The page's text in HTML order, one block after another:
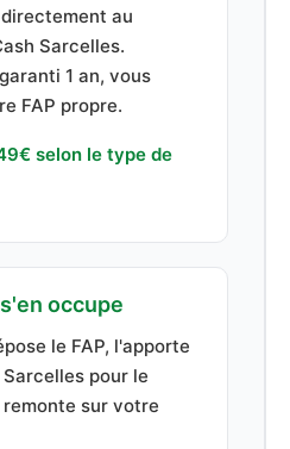
au
Sarcelles.
1 an, vous
FAP propre.
selon le type de
occupe
le FAP, l'apporte
pour le
sur votre